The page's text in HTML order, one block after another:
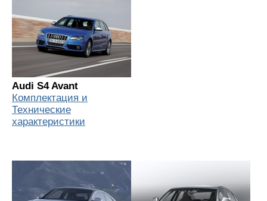
Audi S4 Avant
Комплектация и
Технические
характеристики